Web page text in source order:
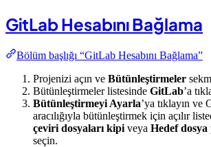
GitLab Hesabını Bağlama
Bölüm başlığı “GitLab Hesabını Bağlama”
Projenizi açın ve Bütünleştirmeler
Bütünleştirmeler listesinde GitLab’a
Bütünleştirmeyi Ayarla’ya tıklayın ve
aracılığıyla bütünleştirmek için açılır
çeviri dosyaları kipi veya Hedef
seçin.